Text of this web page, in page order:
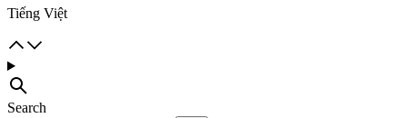
Tiếng Việt
Search